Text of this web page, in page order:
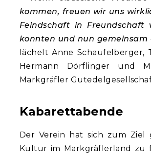
kommen, freuen wir uns
Feindschaft in Freundschaft
konnten und nun gemeinsam
lächelt Anne Schaufelberger,
Hermann Dörflinger und
Markgräfler
Kabarettabende
Der Verein hat sich zum Ziel
Kultur im Markgräflerland zu